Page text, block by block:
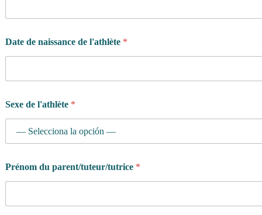
Date de naissance de l'athlète *
Sexe de l'athlète *
Prénom du parent/tuteur/tutrice *